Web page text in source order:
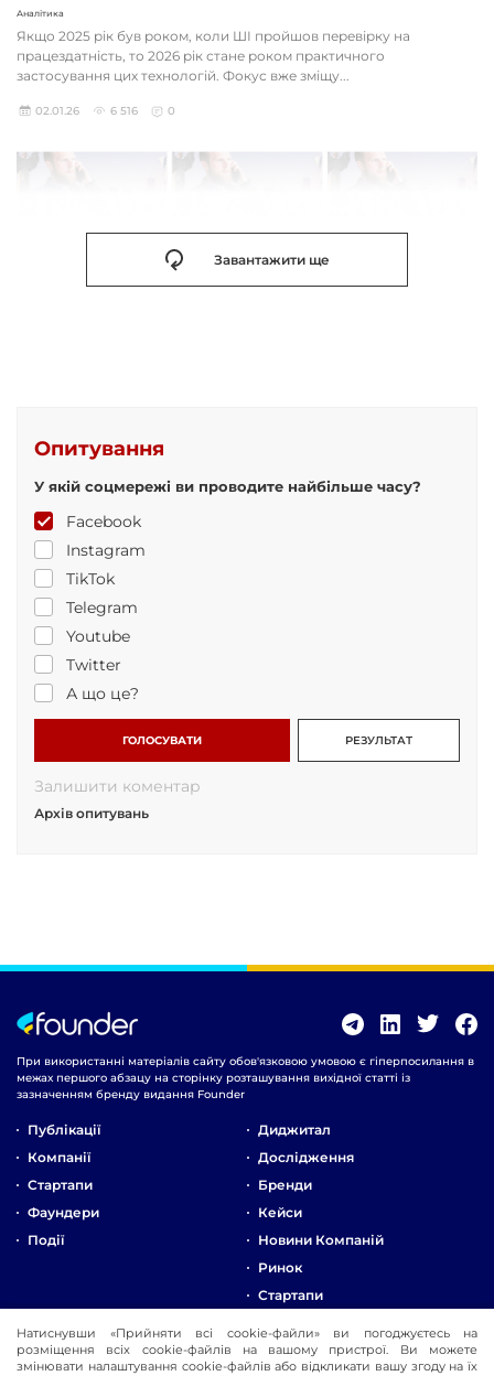
Аналітика
Якщо 2025 рік був роком, коли ШІ пройшов перевірку на
працездатність, то 2026 рік стане роком практичного
застосування цих технологій. Фокус вже зміщу...
02.01.26 6 516 0
Завантажити ще
Опитування
У якій соцмережі ви проводите найбільше часу?
Facebook
Instagram
TikTok
Telegram
Youtube
Twitter
А що це?
ГОЛОСУВАТИ РЕЗУЛЬТАТ
Залишити коментар
Архів опитувань
При використанні матеріалів сайту обов'язковою умовою є гіперпосилання в
межах першого абзацу на сторінку розташування вихідної статті із
зазначенням бренду видання Founder
Публікації
Компанії
Стартапи
Фаундери
Події
Диджитал
Дослідження
Бренди
Кейси
Новини Компаній
Ринок
Стартапи
Про Компанію
Реклама
Натиснувши «Прийняти всі cookie-файли» ви погоджуєтесь на
розміщення всіх cookie-файлів на вашому пристрої. Ви можете
змінювати налаштування cookie-файлів або відкликати вашу згоду на їх